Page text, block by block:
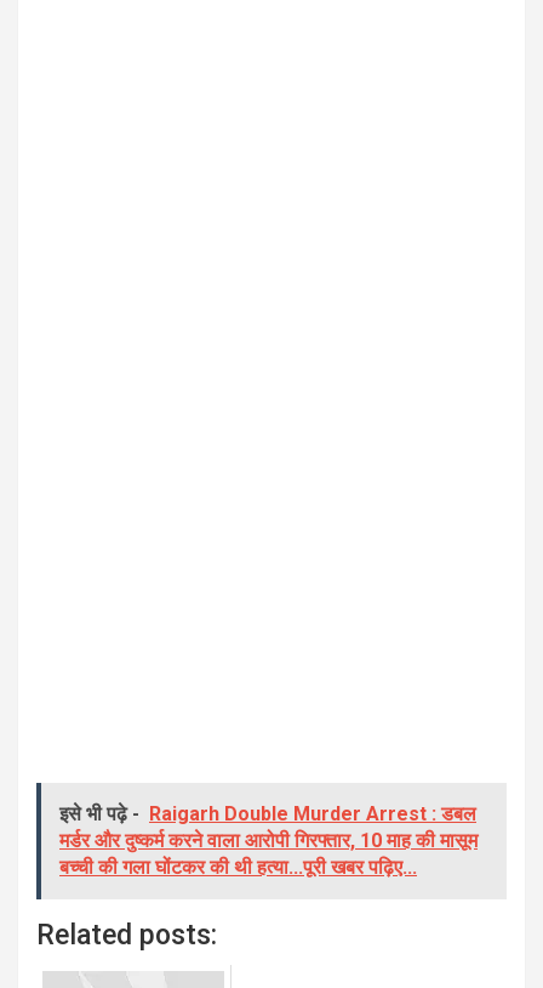
इसे भी पढ़े -
Raigarh Double Murder Arrest : डबल
मर्डर और दुष्कर्म करने वाला आरोपी गिरफ्तार, 10 माह की मासूम
बच्ची की गला घोंटकर की थी हत्या...पूरी खबर पढ़िए...
Related posts: